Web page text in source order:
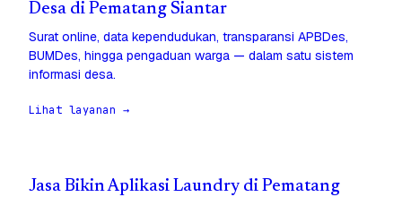
Desa di Pematang Siantar
Surat online, data kependudukan, transparansi APBDes,
BUMDes, hingga pengaduan warga — dalam satu sistem
informasi desa.
Lihat layanan →
Jasa Bikin Aplikasi Laundry di Pematang